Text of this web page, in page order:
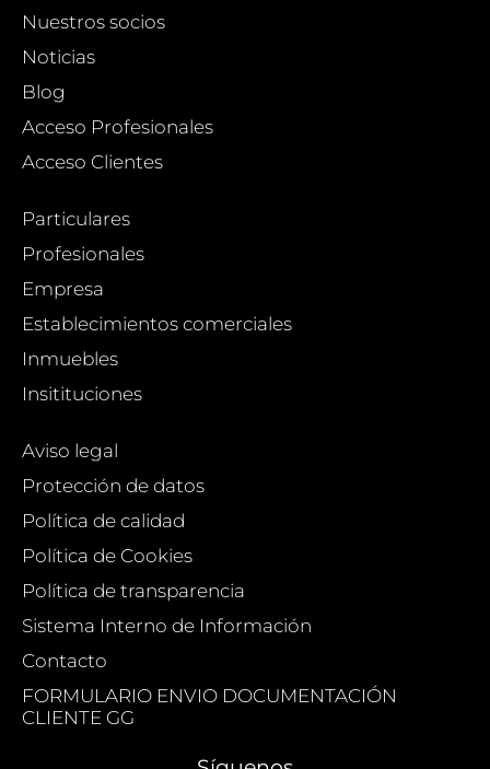
Nuestros socios
Noticias
Blog
Acceso Profesionales
Acceso Clientes
Particulares
Profesionales
Empresa
Establecimientos comerciales
Inmuebles
Insitituciones
Aviso legal
Protección de datos
Política de calidad
Política de Cookies
Política de transparencia
Sistema Interno de Información
Contacto
FORMULARIO ENVIO DOCUMENTACIÓN
CLIENTE GG